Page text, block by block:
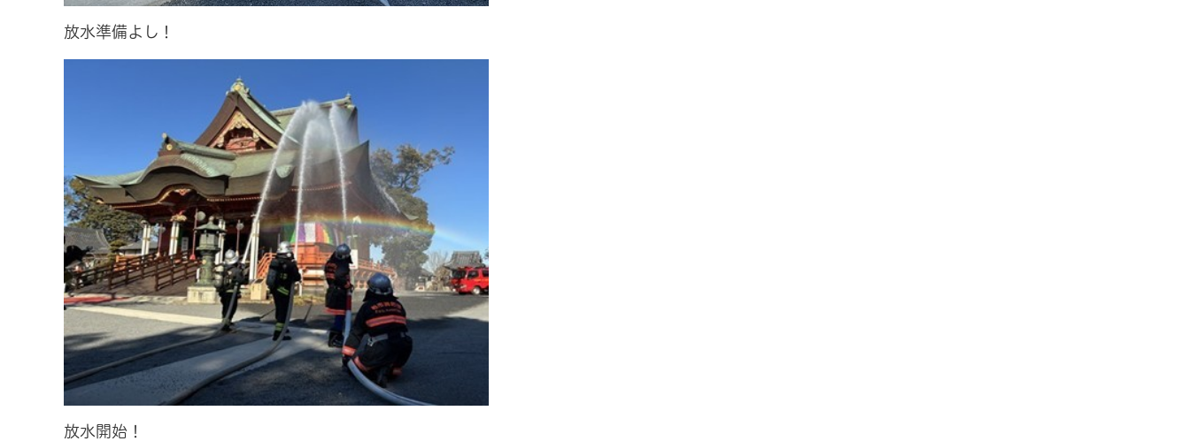
放水準備よし！
放水開始！